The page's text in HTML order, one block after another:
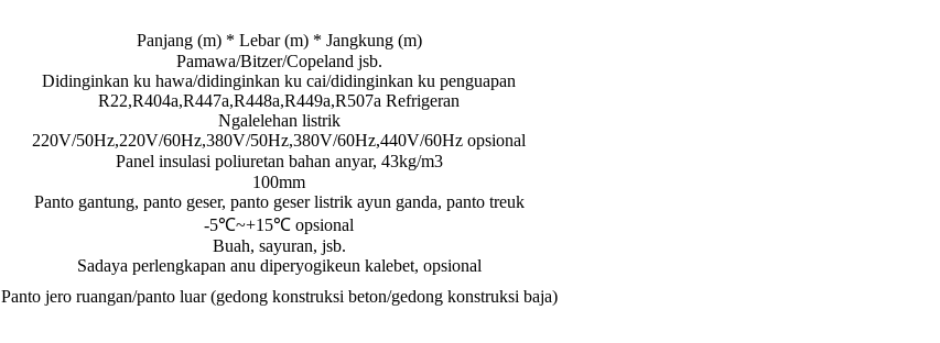
Panjang (m) * Lebar (m) * Jangkung (m)
Pamawa/Bitzer/Copeland jsb.
Didinginkan ku hawa/didinginkan ku cai/didinginkan ku penguapan
R22,R404a,R447a,R448a,R449a,R507a Refrigeran
Ngalelehan listrik
220V/50Hz,220V/60Hz,380V/50Hz,380V/60Hz,440V/60Hz opsional
Panel insulasi poliuretan bahan anyar, 43kg/m3
100mm
Panto gantung, panto geser, panto geser listrik ayun ganda, panto treuk
-5℃~+15℃ opsional
Buah, sayuran, jsb.
Sadaya perlengkapan anu diperyogikeun kalebet, opsional
Panto jero ruangan/panto luar (gedong konstruksi beton/gedong konstruksi baja)